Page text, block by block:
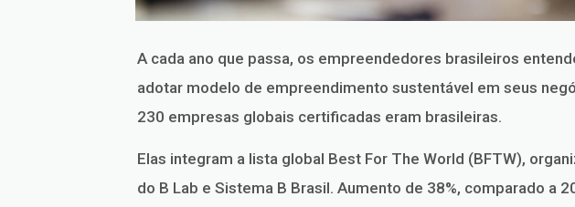
A cada ano que passa, os empreendedores brasileiros
adotar modelo de empreendimento sustentável em seus
230 empresas globais certificadas eram brasileiras.
Elas integram a lista global Best For The World (BFTW),
do B Lab e Sistema B Brasil. Aumento de 38%, comparado a